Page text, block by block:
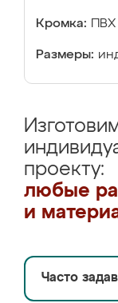
Кромка:
Размеры:
проекту:
любые
и
Часто